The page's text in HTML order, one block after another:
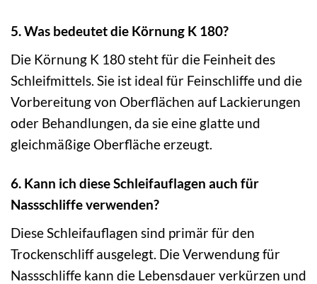
5. Was bedeutet die Körnung K 180?
Die Körnung K 180 steht für die Feinheit des
Schleifmittels. Sie ist ideal für Feinschliffe und die
Vorbereitung von Oberflächen auf Lackierungen
oder Behandlungen, da sie eine glatte und
gleichmäßige Oberfläche erzeugt.
6. Kann ich diese Schleifauflagen auch für
Nassschliffe verwenden?
Diese Schleifauflagen sind primär für den
Trockenschliff ausgelegt. Die Verwendung für
Nassschliffe kann die Lebensdauer verkürzen und